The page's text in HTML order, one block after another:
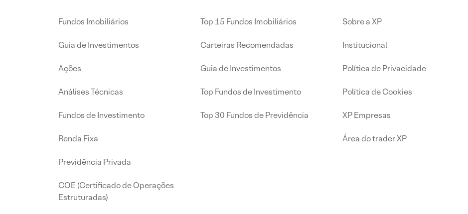
Fundos Imobiliários
Guia de Investimentos
Ações
Análises Técnicas
Fundos de Investimento
Renda Fixa
Previdência Privada
COE (Certificado de Operações
Estruturadas)
Top 15 Fundos Imobiliários
Carteiras Recomendadas
Guia de Investimentos
Top Fundos de Investimento
Top 30 Fundos de Previdência
Sobre a XP
Institucional
Política de Privacidade
Política de Cookies
XP Empresas
Área do trader XP